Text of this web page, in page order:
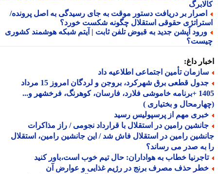
بر دریافت دستور موقت به جای رسیدگی به اصل پرونده/
حقوقی استقلال چگونه شکست خورد؟
آپشن جدید به قبوض تلفن ثابت | آیتم شبکه هوشمند کشوری
داغ:
تأمین اجتماعی اطلاعیه داد
جدول قطعی برق شهرکرد، بروجن و لردگان امروز 15 مرداد
1405 +برنامه خاموشی فلارد، فارسان، کوهرنگ، فرخشهر و...
و بختیاری )
مهم از پرسپولیس رسید
رامین در استقلال با قرارداد نجومی / راز مذاکرات
رامین در استقلال فاش شد / این جانشین رامین، استقلال
به صدر می رساند؟
خطاب به هواداران: حال تیم خوب است،باور کنید
حذف مصرف برنج در رژیم غذایی و عوارض آن